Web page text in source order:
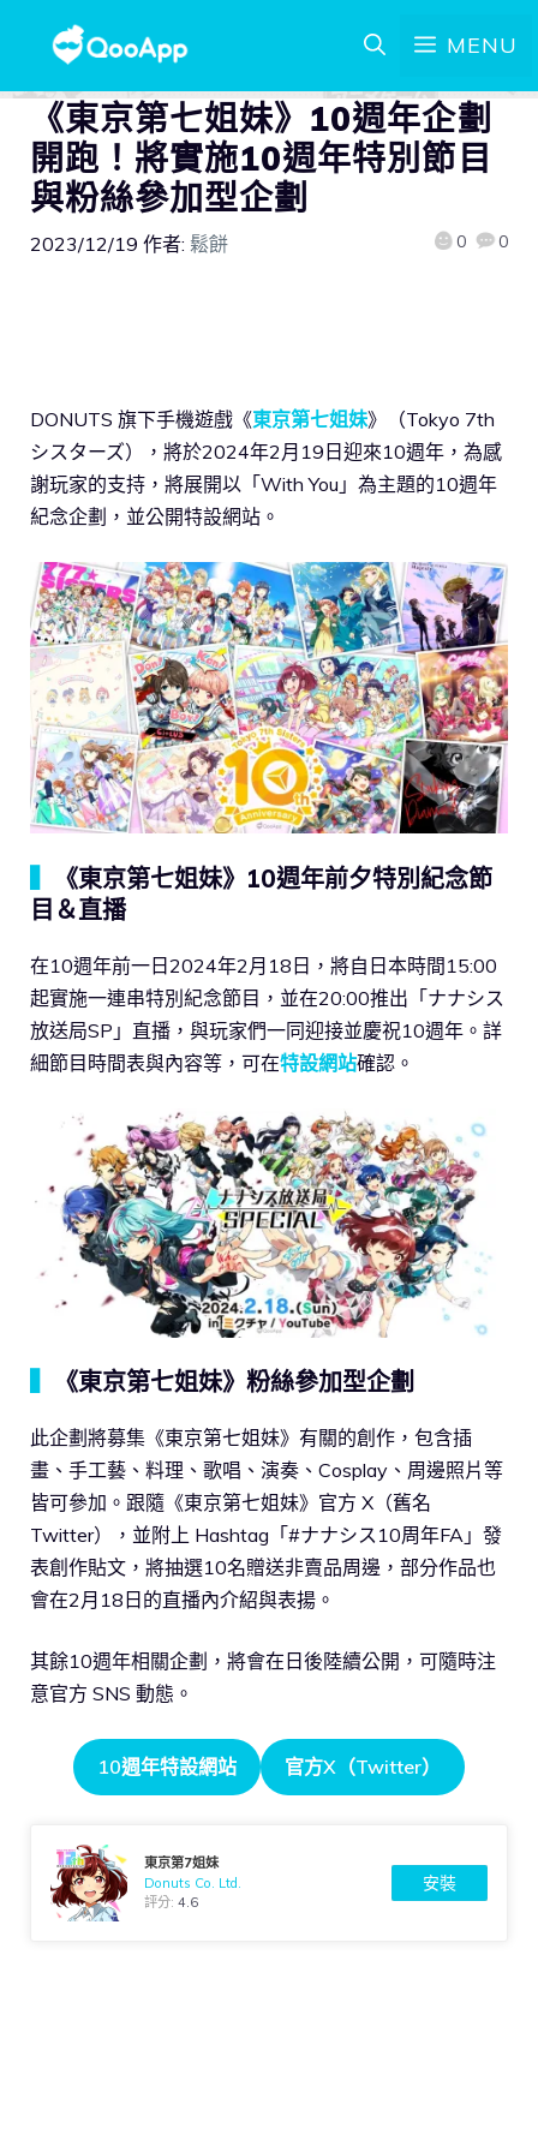
MENU
《東京第七姐妹》10週年企劃
開跑！將實施10週年特別節目
與粉絲參加型企劃
2023/12/19 作者: 鬆餅 0 0
DONUTS 旗下手機遊戲《東京第七姐妹》（Tokyo 7th
シスターズ），將於2024年2月19日迎來10週年，為感
謝玩家的支持，將展開以「With You」為主題的10週年
紀念企劃，並公開特設網站。
《東京第七姐妹》10週年前夕特別紀念節
目＆直播
在10週年前一日2024年2月18日，將自日本時間15:00
起實施一連串特別紀念節目，並在20:00推出「ナナシス
放送局SP」直播，與玩家們一同迎接並慶祝10週年。詳
細節目時間表與內容等，可在特設網站確認。
《東京第七姐妹》粉絲參加型企劃
此企劃將募集《東京第七姐妹》有關的創作，包含插
畫、手工藝、料理、歌唱、演奏、Cosplay、周邊照片等
皆可參加。跟隨《東京第七姐妹》官方 X（舊名
Twitter），並附上 Hashtag「#ナナシス10周年FA」發
表創作貼文，將抽選10名贈送非賣品周邊，部分作品也
會在2月18日的直播內介紹與表揚。
其餘10週年相關企劃，將會在日後陸續公開，可隨時注
意官方 SNS 動態。
10週年特設網站 官方X（Twitter）
東京第7姐妹
Donuts Co. Ltd.
評分:4.6
安裝